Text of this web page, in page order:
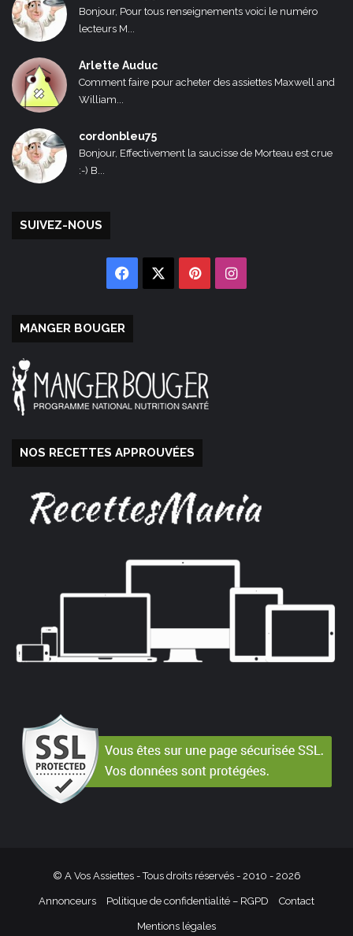
Bonjour, Pour tous renseignements voici le numéro
lecteurs M...
Arlette Auduc
Comment faire pour acheter des assiettes Maxwell and
William...
cordonbleu75
Bonjour, Effectivement la saucisse de Morteau est crue
:-) B...
SUIVEZ-NOUS
Facebook PinterestInstagram
MANGER BOUGER
NOS RECETTES APPROUVÉES
© A Vos Assiettes - Tous droits réservés - 2010 - 2026
Annonceurs Politique de confidentialité – RGPD Contact
Mentions légales